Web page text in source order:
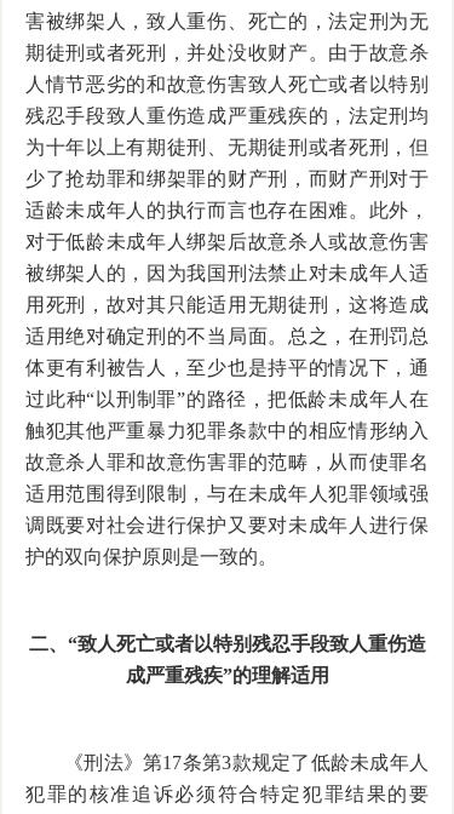
害被绑架人，致人重伤、死亡的，法定刑为无
期徒刑或者死刑，并处没收财产。由于故意杀
人情节恶劣的和故意伤害致人死亡或者以特别
残忍手段致人重伤造成严重残疾的，法定刑均
为十年以上有期徒刑、无期徒刑或者死刑，但
少了抢劫罪和绑架罪的财产刑，而财产刑对于
适龄未成年人的执行而言也存在困难。此外，
对于低龄未成年人绑架后故意杀人或故意伤害
被绑架人的，因为我国刑法禁止对未成年人适
用死刑，故对其只能适用无期徒刑，这将造成
适用绝对确定刑的不当局面。总之，在刑罚总
体更有利被告人，至少也是持平的情况下，通
过此种“以刑制罪”的路径，把低龄未成年人在
触犯其他严重暴力犯罪条款中的相应情形纳入
故意杀人罪和故意伤害罪的范畴，从而使罪名
适用范围得到限制，与在未成年人犯罪领域强
调既要对社会进行保护又要对未成年人进行保
护的双向保护原则是一致的。
二、“致人死亡或者以特别残忍手段致人重伤造
成严重残疾”的理解适用
《刑法》第17条第3款规定了低龄未成年人
犯罪的核准追诉必须符合特定犯罪结果的要